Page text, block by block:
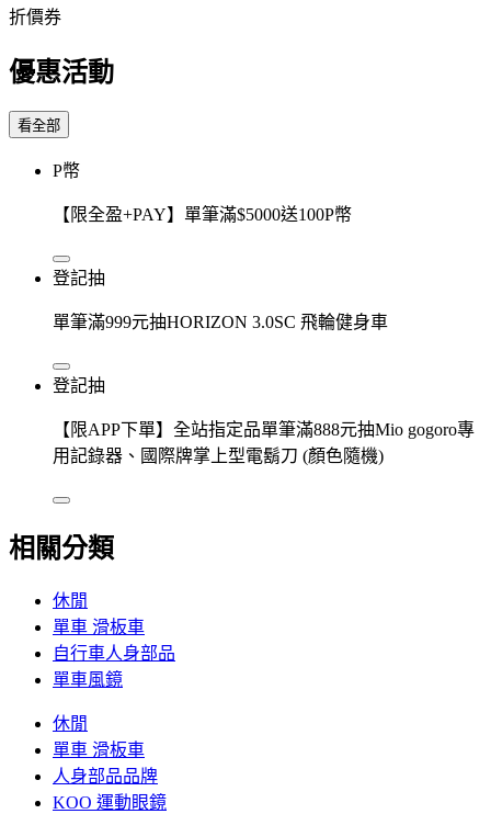
折價券
優惠活動
看全部
P幣
【限全盈+PAY】單筆滿$5000送100P幣
登記抽
單筆滿999元抽HORIZON 3.0SC 飛輪健身車
登記抽
【限APP下單】全站指定品單筆滿888元抽Mio gogoro專
用記錄器、國際牌掌上型電鬍刀 (顏色隨機)
相關分類
休閒
單車 滑板車
自行車人身部品
單車風鏡
休閒
單車 滑板車
人身部品品牌
KOO 運動眼鏡